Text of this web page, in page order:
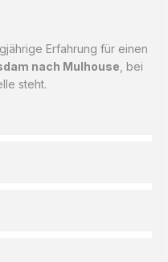
Erfahrung für einen
nach Mulhouse , bei
steht.